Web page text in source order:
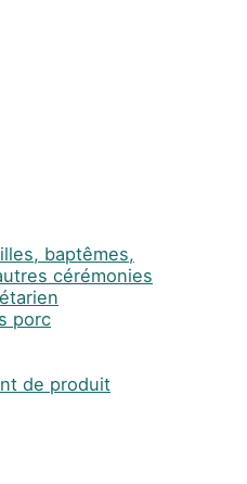
baptêmes,
cérémonies
porc
de produit